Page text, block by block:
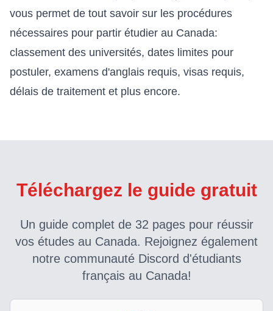
vous permet de tout savoir sur les procédures
nécessaires pour partir étudier au Canada:
classement des universités, dates limites pour
postuler, examens d'anglais requis, visas requis,
délais de traitement et plus encore.
Téléchargez le guide gratuit
Un guide complet de 32 pages pour réussir
vos études au Canada. Rejoignez également
notre communauté Discord d'étudiants
français au Canada!